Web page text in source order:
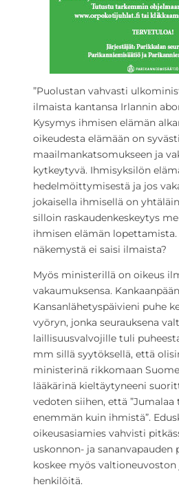
”Puolustan vahvasti
ilmaista kantansa Irlannin
Kysymys ihmisen elämän
oikeudesta elämään on syvästi
maailmankatsomukseen ja
kytkeytyvä. Ihmisyksilön
hedelmöittymisestä ja jos
jokaisella ihmisellä on
silloin raskaudenkeskeytys
ihmisen elämän
näkemystä ei saisi ilmaista?
Myös ministerillä on oikeus
vakaumuksensa. Kankaanpään
Kansanlähetyspäivieni puhe
vyöryn, jonka seurauksena
laillisuusvalvojille tuli
mm sillä syytöksellä, että
ministerinä rikkomaan
lääkärinä kieltäytyneeni
vedoten siihen, että
enemmän kuin ihmistä”.
oikeusasiamies vahvisti
uskonnon- ja sananvapauden
koskee myös valtioneuvoston
henkilöitä.